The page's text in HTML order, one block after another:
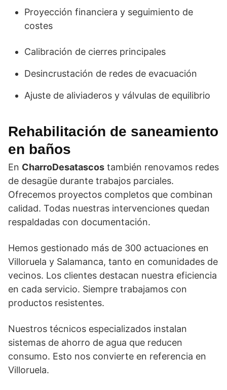
Proyección financiera y seguimiento de
costes
Calibración de cierres principales
Desincrustación de redes de evacuación
Ajuste de aliviaderos y válvulas de equilibrio
Rehabilitación de saneamiento
en baños
En CharroDesatascos también renovamos redes
de desagüe durante trabajos parciales.
Ofrecemos proyectos completos que combinan
calidad. Todas nuestras intervenciones quedan
respaldadas con documentación.
Hemos gestionado más de 300 actuaciones en
Villoruela y Salamanca, tanto en comunidades de
vecinos. Los clientes destacan nuestra eficiencia
en cada servicio. Siempre trabajamos con
productos resistentes.
Nuestros técnicos especializados instalan
sistemas de ahorro de agua que reducen
consumo. Esto nos convierte en referencia en
Villoruela.